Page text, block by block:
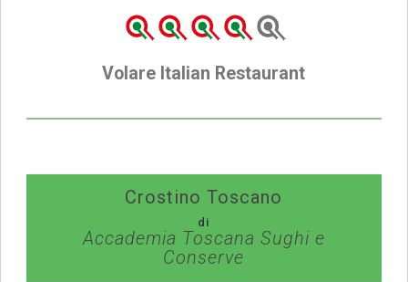
Volare Italian Restaurant
Crostino Toscano
di
Accademia Toscana Sughi e
Conserve